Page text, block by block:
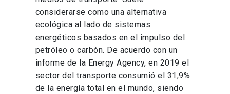
considerarse como una alternativa
ecológica al lado de sistemas
energéticos basados en el impulso del
petróleo o carbón. De acuerdo con un
informe de la Energy Agency, en 2019 el
sector del transporte consumió el 31,9%
de la energía total en el mundo, siendo